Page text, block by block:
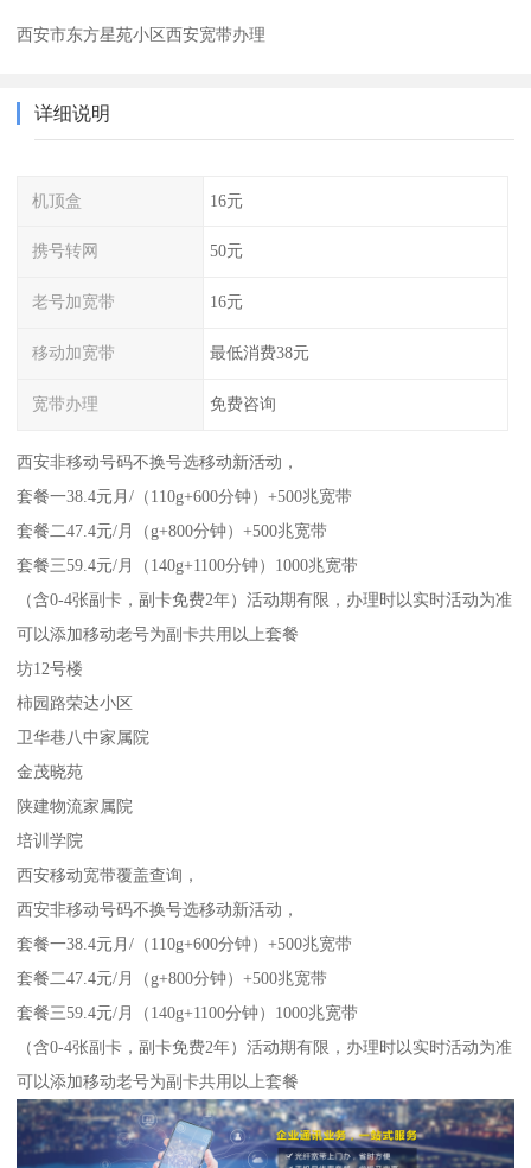
西安市东方星苑小区西安宽带办理
详细说明
机顶盒 16元
携号转网 50元
老号加宽带 16元
移动加宽带 最低消费38元
宽带办理 免费咨询
西安非移动号码不换号选移动新活动，
套餐一38.4元月/（110g+600分钟）+500兆宽带
套餐二47.4元/月（g+800分钟）+500兆宽带
套餐三59.4元/月（140g+1100分钟）1000兆宽带
（含0-4张副卡，副卡免费2年）活动期有限，办理时以实时活动为准
可以添加移动老号为副卡共用以上套餐
坊12号楼
柿园路荣达小区
卫华巷八中家属院
金茂晓苑
陕建物流家属院
培训学院
西安移动宽带覆盖查询，
西安非移动号码不换号选移动新活动，
套餐一38.4元月/（110g+600分钟）+500兆宽带
套餐二47.4元/月（g+800分钟）+500兆宽带
套餐三59.4元/月（140g+1100分钟）1000兆宽带
（含0-4张副卡，副卡免费2年）活动期有限，办理时以实时活动为准
可以添加移动老号为副卡共用以上套餐